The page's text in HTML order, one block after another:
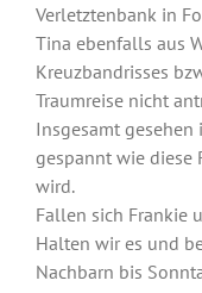
Verletztenbank in
Tina ebenfalls aus
Kreuzbandrisses
Traumreise nicht
Insgesamt gesehen
gespannt wie diese
wird.
Fallen sich Frankie
Halten wir es und
Nachbarn bis